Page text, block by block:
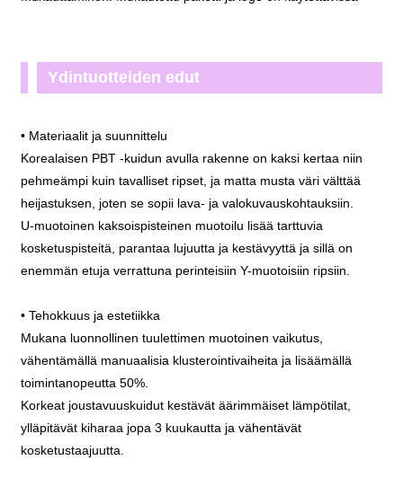
Ydintuotteiden edut
• Materiaalit ja suunnittelu
Korealaisen PBT -kuidun avulla rakenne on kaksi kertaa niin
pehmeämpi kuin tavalliset ripset, ja matta musta väri välttää
heijastuksen, joten se sopii lava- ja valokuvauskohtauksiin.
U-muotoinen kaksoispisteinen muotoilu lisää tarttuvia
kosketuspisteitä, parantaa lujuutta ja kestävyyttä ja sillä on
enemmän etuja verrattuna perinteisiin Y-muotoisiin ripsiin.
• Tehokkuus ja estetiikka
Mukana luonnollinen tuulettimen muotoinen vaikutus,
vähentämällä manuaalisia klusterointivaiheita ja lisäämällä
toimintanopeutta 50%.
Korkeat joustavuuskuidut kestävät äärimmäiset lämpötilat,
ylläpitävät kiharaa jopa 3 kuukautta ja vähentävät
kosketustaajuutta.